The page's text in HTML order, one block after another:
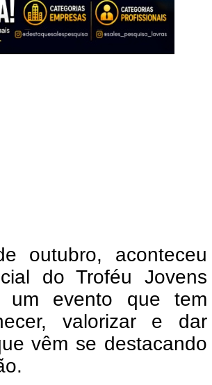
outubro, aconteceu
do Troféu Jovens
um evento que tem
valorizar e dar
vêm se destacando